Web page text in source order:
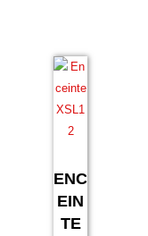
ENC
EIN
TE